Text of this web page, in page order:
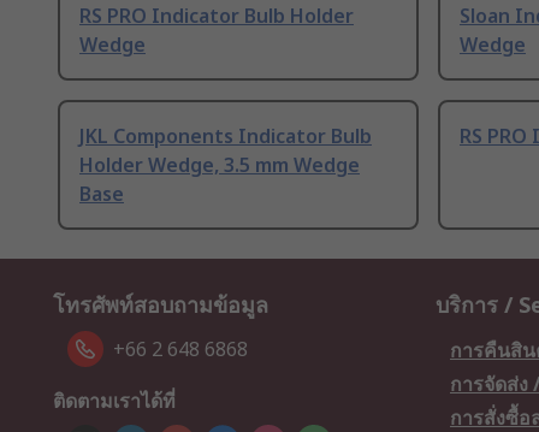
RS PRO Indicator Bulb Holder
Wedge
Sloan
Wedge
JKL Components Indicator Bulb
Holder Wedge, 3.5 mm Wedge
Base
RS
โทรศัพท์สอบถามข้อมูล
+66 2 648 6868
ติดตามเราได้ที่
บริการ /
การคืนสิ
การจัดส่
การสั่งซื้อ